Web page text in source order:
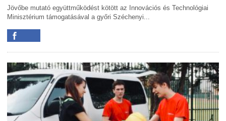
Jövőbe mutató együttműködést kötött az Innovációs és Technológiai
Minisztérium támogatásával a győri Széchenyi...